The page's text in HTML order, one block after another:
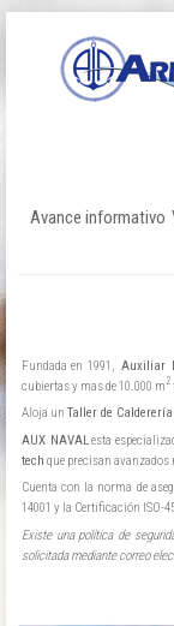
Avance informativo
Fundada en 1991,Auxiliar
cubiertas y mas de 10.000 m 2
Aloja un Taller de Calderería
AUX NAVAL esta
tech que precisan avanzados
Cuenta con la norma de
14001 y la Certificación ISO-
Existe una política de
solicitada mediante correo